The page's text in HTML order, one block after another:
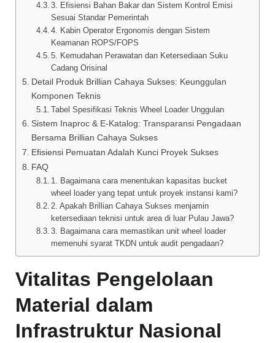
3. Efisiensi Bahan Bakar dan Sistem Kontrol Emisi
Sesuai Standar Pemerintah
4. Kabin Operator Ergonomis dengan Sistem
Keamanan ROPS/FOPS
5. Kemudahan Perawatan dan Ketersediaan Suku
Cadang Orisinal
Detail Produk Brillian Cahaya Sukses: Keunggulan
Komponen Teknis
Tabel Spesifikasi Teknis Wheel Loader Unggulan
Sistem Inaproc & E-Katalog: Transparansi Pengadaan
Bersama Brillian Cahaya Sukses
Efisiensi Pemuatan Adalah Kunci Proyek Sukses
FAQ
1. Bagaimana cara menentukan kapasitas bucket
wheel loader yang tepat untuk proyek instansi kami?
2. Apakah Brillian Cahaya Sukses menjamin
ketersediaan teknisi untuk area di luar Pulau Jawa?
3. Bagaimana cara memastikan unit wheel loader
memenuhi syarat TKDN untuk audit pengadaan?
Vitalitas Pengelolaan
Material dalam
Infrastruktur Nasional